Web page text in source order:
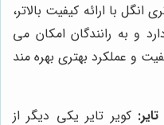
با ارائه کیفیت بالاتر،
و به رانندگان امکان می
و عملکرد بهتری بهره مند
کویر تایر یکی دیگر از